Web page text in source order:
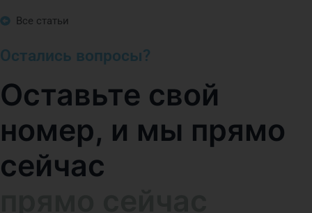
Все статьи
Остались вопросы?
Оставьте свой
номер, и мы прямо
сейчас